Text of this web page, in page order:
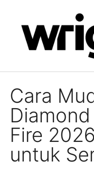
content
Cara
Fire
untuk